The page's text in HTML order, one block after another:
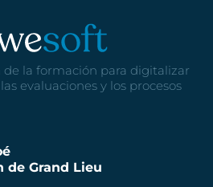
de la formación para digitalizar
evaluaciones y los procesos
de Grand Lieu